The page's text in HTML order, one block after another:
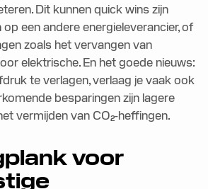
Dit kunnen quick wins zijn
een andere energieleverancier, of
zoals het vervangen van
elektrische. En het goede nieuws:
te verlagen, verlaag je vaak ook
besparingen zijn lagere
vermijden van CO₂-heffingen.
voor